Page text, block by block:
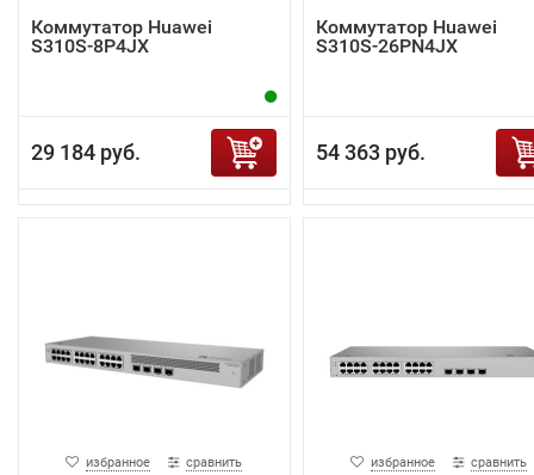
Коммутатор Huawei
S310S-8P4JX
29 184 руб.
Коммутатор Huawei
S310S-26PN4JX
54 363 руб.
избранное сравнить избранное сравнить